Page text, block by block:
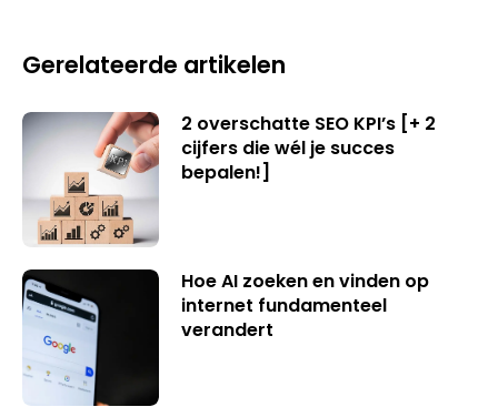
Gerelateerde artikelen
2 overschatte SEO KPI’s [+ 2
cijfers die wél je succes
bepalen!]
Hoe AI zoeken en vinden op
internet fundamenteel
verandert